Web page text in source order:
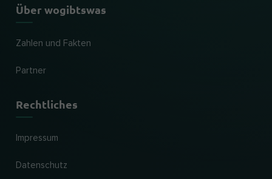
Über wogibtswas
Zahlen und Fakten
Partner
Rechtliches
Impressum
Datenschutz